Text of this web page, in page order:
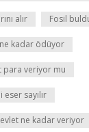
alır Fosil
kadar ödüyor
para veriyor mu
eser sayılır
ne kadar veriyor